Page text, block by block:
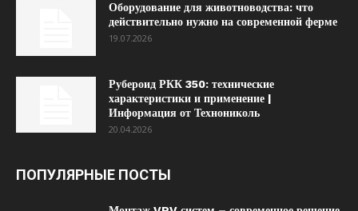
Оборудование для животноводства: что
действительно нужно на современной ферме
19.07.2026
Рубероид РКК 350: технические
характеристики и применение |
Информация от Технониколь
20.04.2026
ПОПУЛЯРНЫЕ ПОСТЫ